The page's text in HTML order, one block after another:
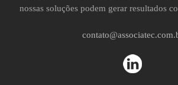
nossas soluções podem gerar resultados